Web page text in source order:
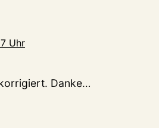
Uhr
Danke…